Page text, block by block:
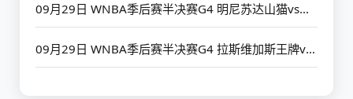
09月29日 WNBA季后赛半决赛G4 明尼苏达山猫vs菲尼克斯水星 全场录像回放
09月29日 WNBA季后赛半决赛G4 拉斯维加斯王牌vs印第安纳狂热星 全场录像回放